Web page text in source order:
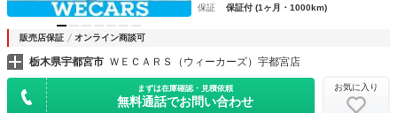
保証
保証付 (1ヶ月・1000km)
販売店保証 オンライン商談可
栃木県宇都宮市 ＷＥＣＡＲＳ（ウィーカーズ）宇都宮店
まずは在庫確認・見積依頼
無料通話でお問い合わせ
お気に入り